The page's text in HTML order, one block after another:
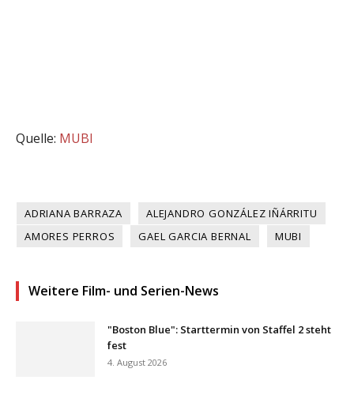
Quelle: MUBI
ADRIANA BARRAZA
ALEJANDRO GONZÁLEZ IÑÁRRITU
AMORES PERROS
GAEL GARCIA BERNAL MUBI
Weitere Film- und Serien-News
"Boston Blue": Starttermin von Staffel 2 steht
fest
4. August 2026